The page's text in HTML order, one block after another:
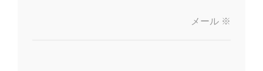
メール ※